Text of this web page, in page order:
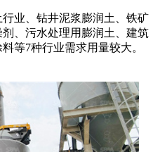
业、钻井泥浆膨润土、铁矿
、污水处理用膨润土、建筑
等7种行业需求用量较大。